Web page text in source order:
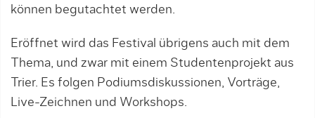
können begutachtet werden.
Eröffnet wird das Festival übrigens auch mit dem
Thema, und zwar mit einem Studentenprojekt aus
Trier. Es folgen Podiumsdiskussionen, Vorträge,
Live-Zeichnen und Workshops.